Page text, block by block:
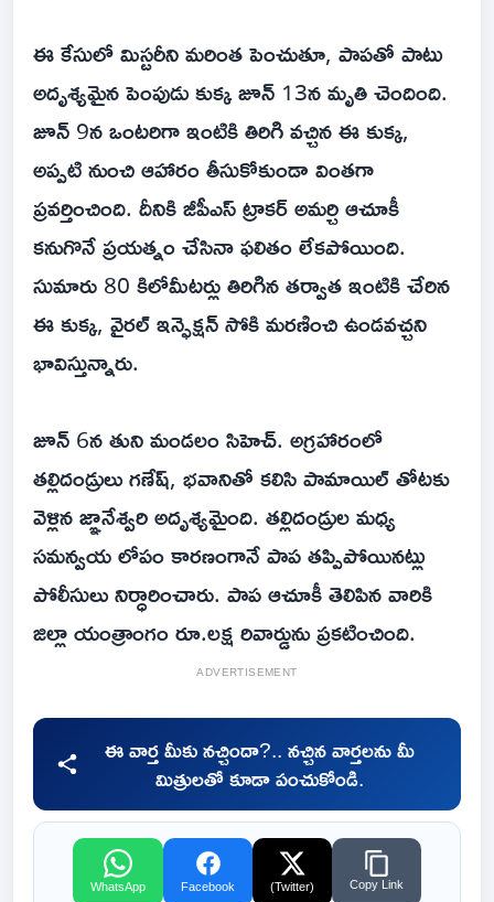
ఈ కేసులో మిస్టరీని మరింత పెంచుతూ, పాపతో పాటు
అదృశ్యమైన పెంపుడు కుక్క జూన్ 13న మృతి చెందింది.
జూన్ 9న ఒంటరిగా ఇంటికి తిరిగి వచ్చిన ఈ కుక్క,
అప్పటి నుంచి ఆహారం తీసుకోకుండా వింతగా
ప్రవర్తించింది. దీనికి జీపీఎస్ ట్రాకర్ అమర్చి ఆచూకీ
కనుగొనే ప్రయత్నం చేసినా ఫలితం లేకపోయింది.
సుమారు 80 కిలోమీటర్లు తిరిగిన తర్వాత ఇంటికి చేరిన
ఈ కుక్క, వైరల్ ఇన్ఫెక్షన్ సోకి మరణించి ఉండవచ్చని
భావిస్తున్నారు.
జూన్ 6న తుని మండలం సిహెచ్. అగ్రహారంలో
తల్లిదండ్రులు గణేష్, భవానితో కలిసి పామాయిల్ తోటకు
వెళ్లిన జ్ఞానేశ్వరి అదృశ్యమైంది. తల్లిదండ్రుల మధ్య
సమన్వయ లోపం కారణంగానే పాప తప్పిపోయినట్లు
పోలీసులు నిర్ధారించారు. పాప ఆచూకీ తెలిపిన వారికి
జిల్లా యంత్రాంగం రూ.లక్ష రివార్డును ప్రకటించింది.
ADVERTISEMENT
ఈ వార్త మీకు నచ్చిందా?.. నచ్చిన వార్తలను మీ
మిత్రులతో కూడా పంచుకోండి.
WhatsApp Facebook (Twitter) Copy Link